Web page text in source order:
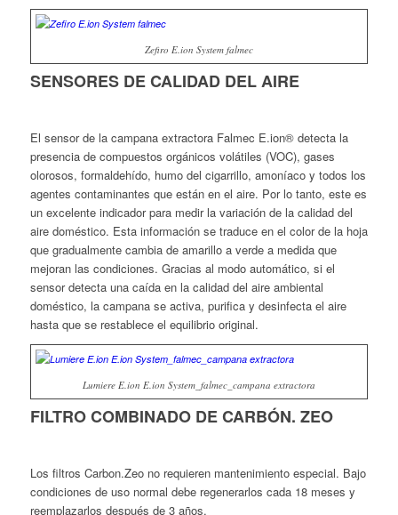
Zefiro E.ion System falmec
SENSORES DE CALIDAD DEL AIRE
El sensor de la campana extractora Falmec E.ion® detecta la
presencia de compuestos orgánicos volátiles (VOC), gases
olorosos, formaldehído, humo del cigarrillo, amoníaco y todos los
agentes contaminantes que están en el aire. Por lo tanto, este es
un excelente indicador para medir la variación de la calidad del
aire doméstico. Esta información se traduce en el color de la hoja
que gradualmente cambia de amarillo a verde a medida que
mejoran las condiciones. Gracias al modo automático, si el
sensor detecta una caída en la calidad del aire ambiental
doméstico, la campana se activa, purifica y desinfecta el aire
hasta que se restablece el equilibrio original.
Lumiere E.ion E.ion System_falmec_campana extractora
FILTRO COMBINADO DE CARBÓN. ZEO
Los filtros Carbon.Zeo no requieren mantenimiento especial. Bajo
condiciones de uso normal debe regenerarlos cada 18 meses y
reemplazarlos después de 3 años.